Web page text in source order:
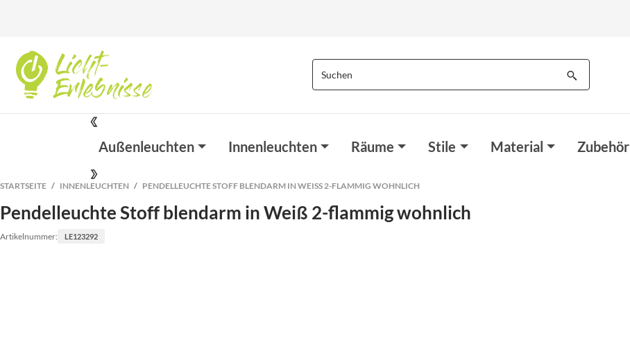
Außenleuchten Innenleuchten Räume Stile Material Zubehör
STARTSEITE INNENLEUCHTEN PENDELLEUCHTE STOFF BLENDARM IN WEISS 2-FLAMMIG WOHNLICH
Pendelleuchte Stoff blendarm in Weiß 2-flammig wohnlich
Artikelnummer: LE123292